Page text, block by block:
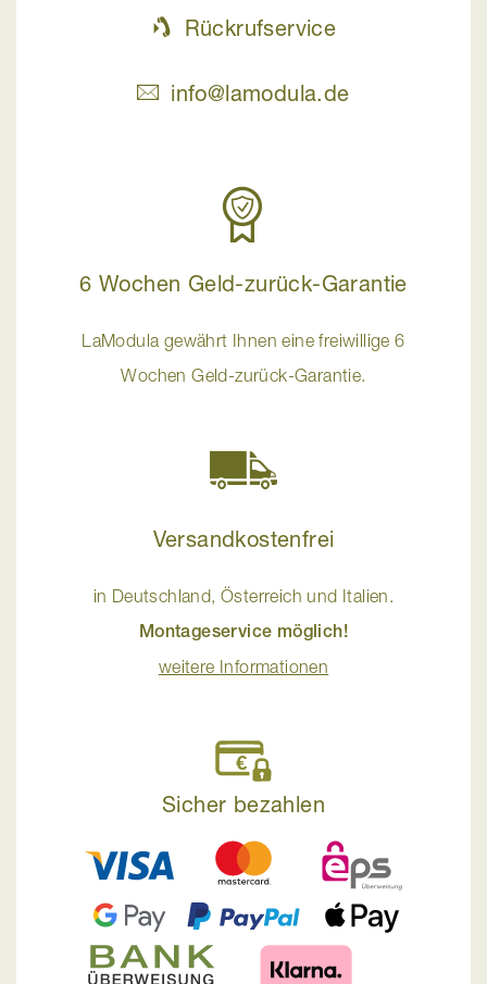
Rückrufservice
info@lamodula.de
6 Wochen Geld-zurück-Garantie
LaModula gewährt Ihnen eine freiwillige 6
Wochen Geld-zurück-Garantie.
Versandkostenfrei
in Deutschland, Österreich und Italien.
Montageservice möglich!
weitere Informationen
Sicher bezahlen